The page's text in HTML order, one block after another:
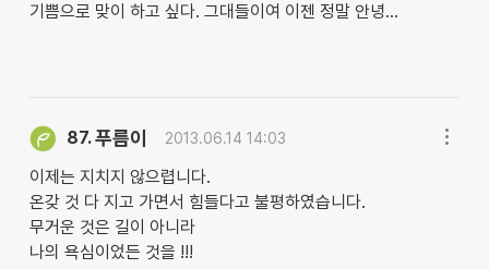
기쁨으로 맞이 하고 싶다. 그대들이여 이젠 정말 안녕...
87.푸름이 2013.06.14 14:03
이제는 지치지 않으렵니다.
온갖 것 다 지고 가면서 힘들다고 불평하였습니다.
무거운 것은 길이 아니라
나의 욕심이었든 것을 !!!